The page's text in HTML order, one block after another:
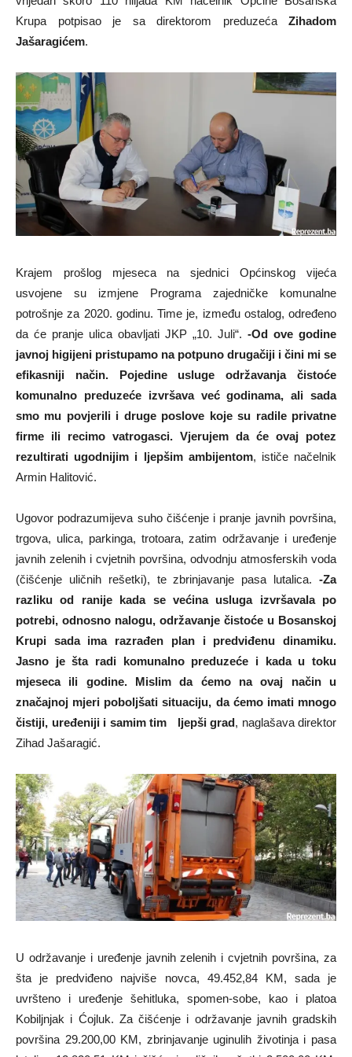
Krupa potpisao je sa direktorom preduzeća Zihadom
Jašaragićem.
Krajem prošlog mjeseca na sjednici Općinskog vijeća
usvojene su izmjene Programa zajedničke komunalne
potrošnje za 2020. godinu. Time je, između ostalog, određeno
da će pranje ulica obavljati JKP „10. Juli“. -Od ove godine
javnoj higijeni pristupamo na potpuno drugačiji i čini mi se
efikasniji način. Pojedine usluge održavanja čistoće
komunalno preduzeće izvršava već godinama, ali sada
smo mu povjerili i druge poslove koje su radile privatne
firme ili recimo vatrogasci. Vjerujem da će ovaj potez
rezultirati ugodnijim i ljepšim ambijentom, ističe načelnik
Armin Halitović.
Ugovor podrazumijeva suho čišćenje i pranje javnih površina,
trgova, ulica, parkinga, trotoara, zatim održavanje i uređenje
javnih zelenih i cvjetnih površina, odvodnju atmosferskih voda
(čišćenje uličnih rešetki), te zbrinjavanje pasa lutalica. -Za
razliku od ranije kada se većina usluga izvršavala po
potrebi, odnosno nalogu, održavanje čistoće u Bosanskoj
Krupi sada ima razrađen plan i predviđenu dinamiku.
Jasno je šta radi komunalno preduzeće i kada u toku
mjeseca ili godine. Mislim da ćemo na ovaj način u
značajnoj mjeri poboljšati situaciju, da ćemo imati mnogo
čistiji, uređeniji i samim tim ljepši grad, naglašava direktor
Zihad Jašaragić.
U održavanje i uređenje javnih zelenih i cvjetnih površina, za
šta je predviđeno najviše novca, 49.452,84 KM, sada je
uvršteno i uređenje šehitluka, spomen-sobe, kao i platoa
Kobiljnjak i Ćojluk. Za čišćenje i održavanje javnih gradskih
površina 29.200,00 KM, zbrinjavanje uginulih životinja i pasa